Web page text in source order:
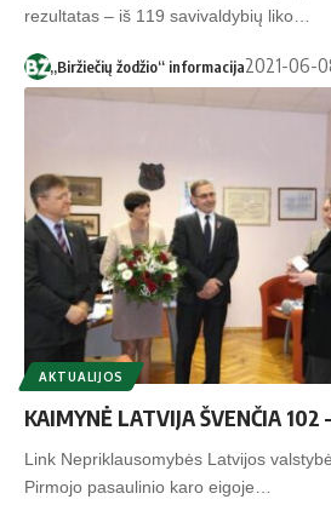
rezultatas – iš 119 savivaldybių liko…
„Biržiečių žodžio“ informacija2021-06-
AKTUALIJOS
KAIMYNĖ LATVIJA ŠVENČIA 102
Link Nepriklausomybės Latvijos
Pirmojo pasaulinio karo eigoje…